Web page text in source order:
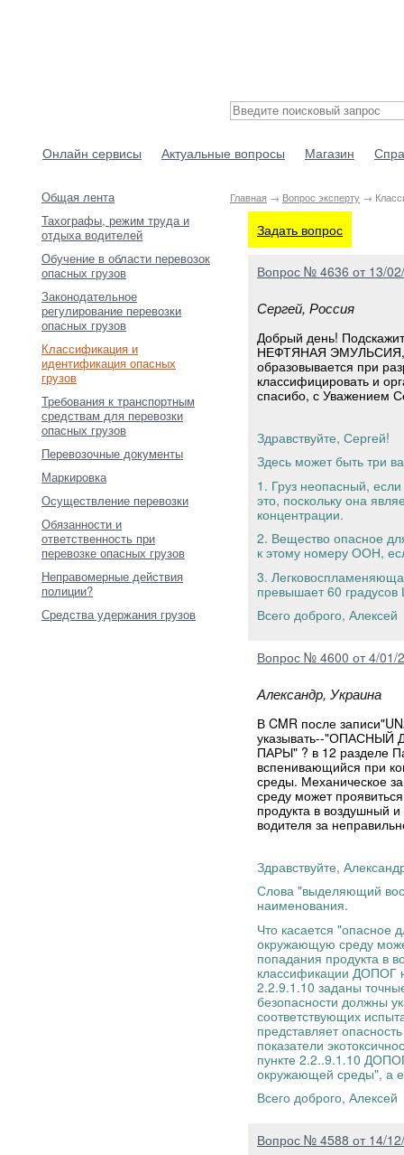
Онлайн сервисы Актуальные вопросы Магазин
Общая лента
Тахографы, режим труда и
отдыха водителей
Обучение в области перевозок
опасных грузов
Законодательное
регулирование перевозки
опасных грузов
Классификация и
идентификация опасных
грузов
Требования к транспортным
средствам для перевозки
опасных грузов
Перевозочные документы
Маркировка
Осуществление перевозки
Обязанности и
ответственность при
перевозке опасных грузов
Неправомерные действия
полиции?
Средства удержания грузов
Главная → Вопрос эксперту →
Задать вопрос
Вопрос № 4636 от 13/
Сергей, Россия
Добрый день!
НЕФТЯНАЯ ЭМУЛЬСИЯ,
образовывается при
классифицировать и
спасибо, с Уважением
Здравствуйте, Сергей!
Здесь может быть три
1. Груз неопасный,
это, поскольку она
концентрации.
2. Вещество опасное
к этому номеру ООН,
3.
превышает 60 градусов
Всего доброго, Алексей
Вопрос № 4600 от 4/01/
Александр, Украина
В CMR после
указывать--
ПАРЫ" ? в 12 разделе
вспенивающийся при
среды. Механическое
среду может
продукта в воздушный
водителя за
Здравствуйте,
Слова "выделяющий
наименования.
Что касается "опасное
окружающую среду
попадания продукта в
классификации ДОПОГ
2.2.9.1.10 заданы
безопасности должны
соответствующих
представляет
показатели
пункте 2.2..9.1.10
окружающей среды", а
Всего доброго, Алексей
Вопрос № 4588 от 14/